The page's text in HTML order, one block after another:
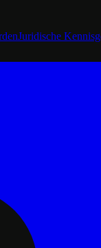
Juridische